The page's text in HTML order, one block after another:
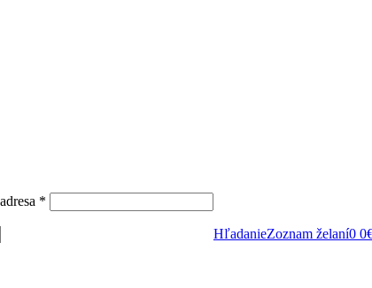
*
HľadanieZoznam želaní0 0